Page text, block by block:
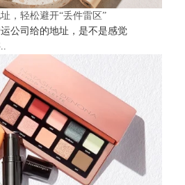
，轻松避开“丢件雷区”
公司给的地址，是不是感觉